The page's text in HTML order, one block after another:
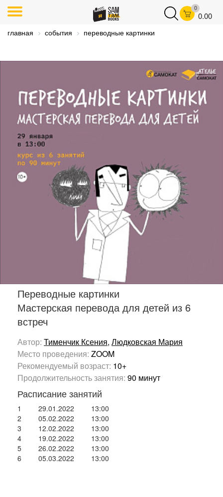
0
0.00
главная события переводные картинки
Переводные картинки
Мастерская перевода для детей из 6
встреч
Автор: Тименчик Ксения, Людковская Мария
Место проведения: ZOOM
Рекомендуемый возраст: 10+
Продолжительность занятия: 90 минут
Расписание занятий
1 29.01.2022
13:00
2
05.02.2022
13:00
3
12.02.2022
13:00
4
19.02.2022
13:00
5
26.02.2022
13:00
6
05.03.2022 13:00